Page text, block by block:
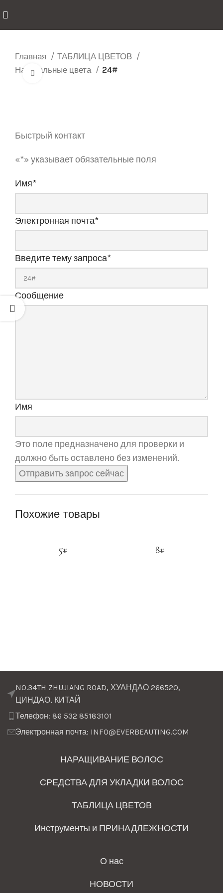
Главная
ТАБЛИЦА ЦВЕТОВ
Натуральные цвета
24#
нажмите, чтобы увеличить
Быстрый контакт
«*» указывает обязательные поля
Имя*
Электронная почта*
Введите тему запроса*
Сообщение
Имя
Это поле предназначено для проверки и
должно быть оставлено без изменений.
Похожие товары
5# 8#
NO.34TH ZHUJIANG ROAD, ХУАНДАО 266520,
ЦИНДАО, КИТАЙ
Телефон: 86 532 85183101
Электронная почта: INFO@EVERBEAUTING.COM
НАРАЩИВАНИЕ ВОЛОС
СРЕДСТВА ДЛЯ УКЛАДКИ ВОЛОС
ТАБЛИЦА ЦВЕТОВ
Инструменты и ПРИНАДЛЕЖНОСТИ
О нас
НОВОСТИ